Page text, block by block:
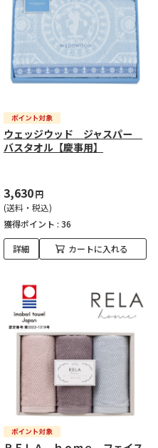
ウェッジウッド ジャスパー
バスタオル【慶事用】
3,630円
(送料・税込)
獲得ポイント : 36
詳細 カートに入れる